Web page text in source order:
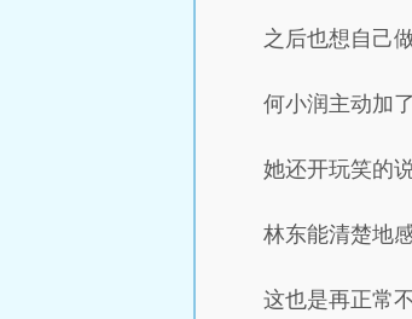
之后也想自己
何小润主动加
她还开玩笑的
林东能清楚地
这也是再正常